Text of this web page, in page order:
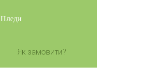
Пледи
Як замовити?